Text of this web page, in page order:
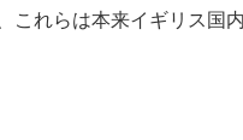
れらは本来イギリス